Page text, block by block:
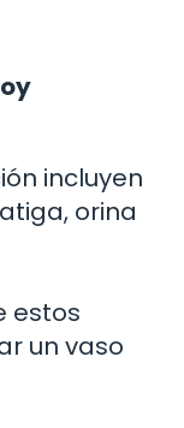
incluyen
orina
estos
un vaso